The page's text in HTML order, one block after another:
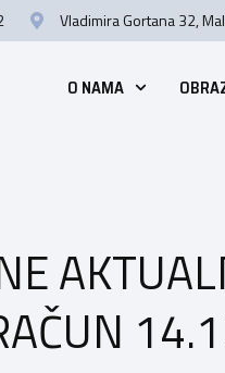
Vladimira Gortana 32,
O NAMA